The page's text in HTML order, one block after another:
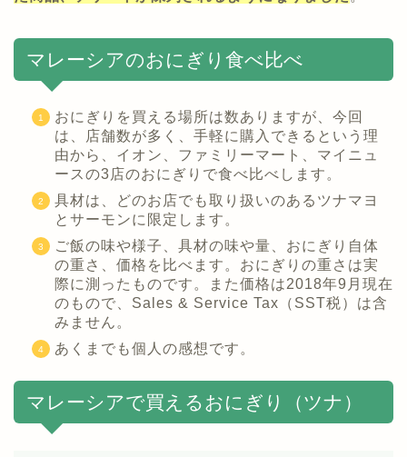
マレーシアのおにぎり食べ比べ
おにぎりを買える場所は数ありますが、今回
は、店舗数が多く、手軽に購入できるという理
由から、イオン、ファミリーマート、マイニュ
ースの3店のおにぎりで食べ比べします。
具材は、どのお店でも取り扱いのあるツナマヨ
とサーモンに限定します。
ご飯の味や様子、具材の味や量、おにぎり自体
の重さ、価格を比べます。おにぎりの重さは実
際に測ったものです。また価格は2018年9月現在
のもので、Sales & Service Tax（SST税）は含
みません。
あくまでも個人の感想です。
マレーシアで買えるおにぎり（ツナ）